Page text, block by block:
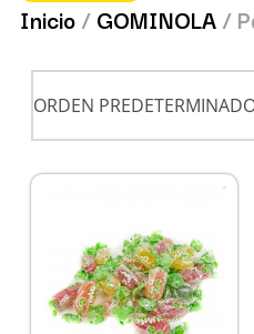
Inicio/GOMINOLA/